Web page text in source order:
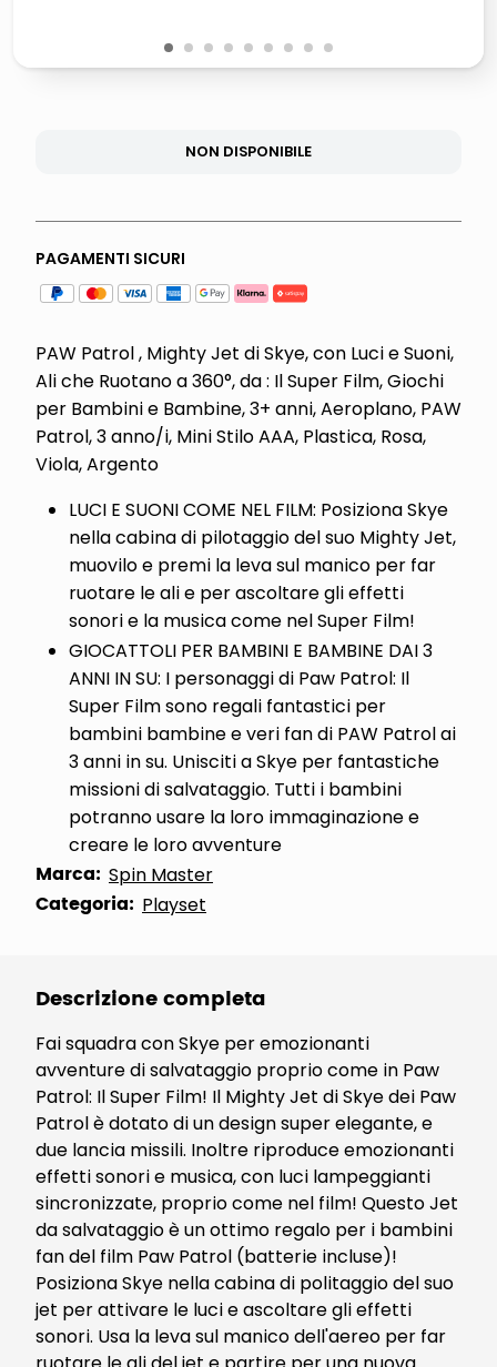
1 2 3 4 5 6 7 8 9
NON DISPONIBILE
PAGAMENTI SICURI
PAW Patrol , Mighty Jet di Skye, con Luci e Suoni,
Ali che Ruotano a 360°, da : Il Super Film, Giochi
per Bambini e Bambine, 3+ anni, Aeroplano, PAW
Patrol, 3 anno/i, Mini Stilo AAA, Plastica, Rosa,
Viola, Argento
LUCI E SUONI COME NEL FILM: Posiziona Skye
nella cabina di pilotaggio del suo Mighty Jet,
muovilo e premi la leva sul manico per far
ruotare le ali e per ascoltare gli effetti
sonori e la musica come nel Super Film!
GIOCATTOLI PER BAMBINI E BAMBINE DAI 3
ANNI IN SU: I personaggi di Paw Patrol: Il
Super Film sono regali fantastici per
bambini bambine e veri fan di PAW Patrol ai
3 anni in su. Unisciti a Skye per fantastiche
missioni di salvataggio. Tutti i bambini
potranno usare la loro immaginazione e
creare le loro avventure
Marca: Spin Master
Categoria: Playset
Descrizione completa
Fai squadra con Skye per emozionanti
avventure di salvataggio proprio come in Paw
Patrol: Il Super Film! Il Mighty Jet di Skye dei Paw
Patrol è dotato di un design super elegante, e
due lancia missili. Inoltre riproduce emozionanti
effetti sonori e musica, con luci lampeggianti
sincronizzate, proprio come nel film! Questo Jet
da salvataggio è un ottimo regalo per i bambini
fan del film Paw Patrol (batterie incluse)!
Posiziona Skye nella cabina di politaggio del suo
jet per attivare le luci e ascoltare gli effetti
sonori. Usa la leva sul manico dell'aereo per far